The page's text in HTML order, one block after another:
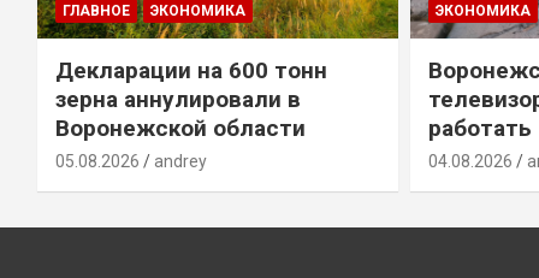
ГЛАВНОЕ ЭКОНОМИКА
Декларации на 600 тонн
зерна аннулировали в
Воронежской области
05.08.2026 andrey
ЭКОНОМИКА
работать
04.08.2026